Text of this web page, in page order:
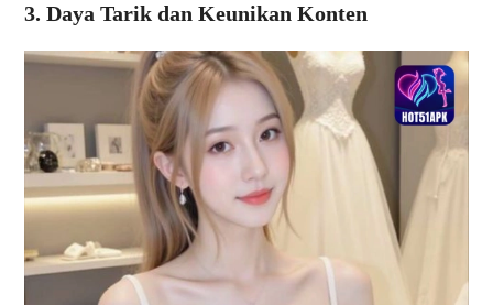
3. Daya Tarik dan Keunikan Konten